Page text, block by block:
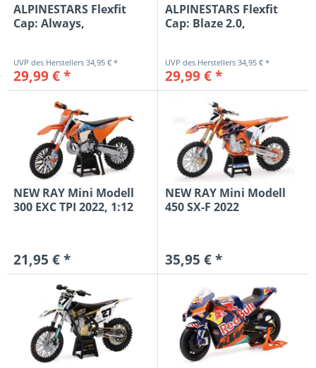
ALPINESTARS Flexfit
Cap: Always,
34,95 € *
29,99 € *
ALPINESTARS Flexfit
Cap: Blaze 2.0,
34,95 € *
29,99 € *
NEW RAY Mini Modell
300 EXC TPI 2022, 1:12
21,95 € *
NEW RAY Mini Modell
450 SX-F 2022
35,95 € *